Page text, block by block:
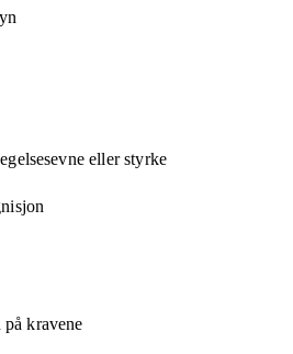
eller styrke
kravene